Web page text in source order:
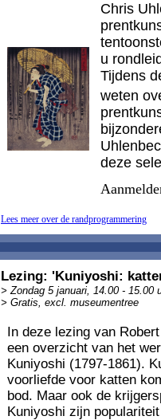
Chris
u
Tijdens
weten
deze
Lees meer over de randprogrammering
Lezing: 'Kuniyoshi:
> Zondag 5 januari, 14.00 - 15.00
> Gratis, excl. museumentree
In deze lezing van
een overzicht van het
Kuniyoshi (1797-1861).
voorliefde voor katten
bod. Maar ook de
Kuniyoshi zijn